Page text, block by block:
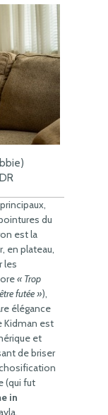
du
est la
en plateau,
les
« Trop
futée »),
élégance
Kidman est
et
de briser
(qui fut
in